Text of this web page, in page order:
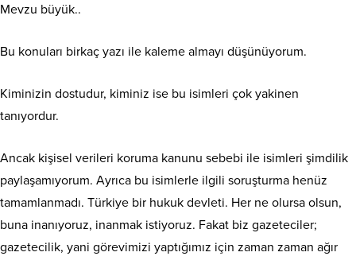
Mevzu büyük..
Bu konuları birkaç yazı ile kaleme almayı düşünüyorum.
Kiminizin dostudur, kiminiz ise bu isimleri çok yakinen
tanıyordur.
Ancak kişisel verileri koruma kanunu sebebi ile isimleri şimdilik
paylaşamıyorum. Ayrıca bu isimlerle ilgili soruşturma henüz
tamamlanmadı. Türkiye bir hukuk devleti. Her ne olursa olsun,
buna inanıyoruz, inanmak istiyoruz. Fakat biz gazeteciler;
gazetecilik, yani görevimizi yaptığımız için zaman zaman ağır